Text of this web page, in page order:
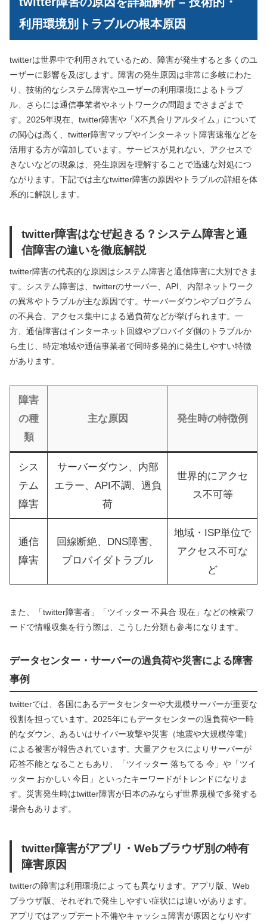
利用環境別トラブルの根本原因
twitterは世界中で利用されているため、障害が発生すると多くのユ
ーザーに影響を及ぼします。障害の発生原因は非常に多岐にわた
り、技術的なシステム障害やユーザーの利用環境によるトラブ
ル、さらには通信事業者やネットワークの問題までさまざまで
す。2025年現在、twitter障害や「X不具合リアルタイム」について
の関心は高く、twitter障害マップやインターネット障害速報などを
活用する方が増加しています。サービスが見れない、アクセスで
きないなどの現象は、発生原因を理解することで迅速な対処につ
ながります。下記では主なtwitter障害の原因やトラブルの詳細を体
系的に解説します。
twitter障害はなぜ起きる？システム障害と通
信障害の違いを徹底解説
twitter障害の代表的な原因はシステム障害と通信障害に大別できま
す。システム障害は、twitterのサーバー、API、内部ネットワーク
の異常やトラブルが主な原因です。サーバーダウンやプログラム
の不具合、アクセス集中による過負荷などが挙げられます。一
方、通信障害はインターネット回線やプロバイダ側のトラブルか
ら生じ、特定地域や通信事業者で同時多発的に発生しやすい特徴
があります。
障害
の種
類
主な原因 発生時の特徴例
シス
テム
障害
サーバーダウン、内部
エラー、API不調、過負
荷
世界的にアクセ
ス不可等
通信
障害
回線断絶、DNS障害、
プロバイダトラブル
地域・ISP単位で
アクセス不可な
ど
また、「twitter障害者」「ツイッター 不具合 現在」などの検索ワ
ードで情報収集を行う際は、こうした分類も参考になります。
データセンター・サーバーの過負荷や災害による障害
事例
twitterでは、各国にあるデータセンターや大規模サーバーが重要な
役割を担っています。2025年にもデータセンターの過負荷や一時
的なダウン、あるいはサイバー攻撃や災害（地震や大規模停電）
による被害が報告されています。大量アクセスによりサーバーが
応答不能となることもあり、「ツイッター 落ちてる 今」や「ツイ
ッター おかしい 今日」といったキーワードがトレンドになりま
す。災害発生時はtwitter障害が日本のみならず世界規模で多発する
場合もあります。
twitter障害がアプリ・Webブラウザ別の特有
障害原因
twitterの障害は利用環境によっても異なります。アプリ版、Web
ブラウザ版、それぞれで発生しやすい症状には違いがあります。
アプリではアップデート不備やキャッシュ障害が原因となりやす